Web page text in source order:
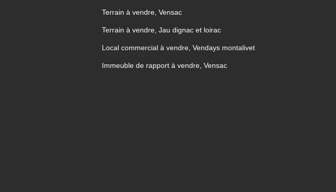
Terrain à vendre, Vensac
Terrain à vendre, Jau dignac et loirac
Local commercial à vendre, Vendays montalivet
Immeuble de rapport à vendre, Vensac